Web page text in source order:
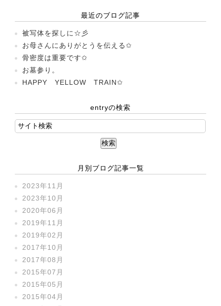
最近のブログ記事
被写体を探しに☆彡
お母さんにありがとうを伝える✩
骨密度は重要です✩
お墓参り。
HAPPY YELLOW TRAIN✩
entryの検索
月別ブログ記事一覧
2023年11月
2023年10月
2020年06月
2019年11月
2019年02月
2017年10月
2017年08月
2015年07月
2015年05月
2015年04月